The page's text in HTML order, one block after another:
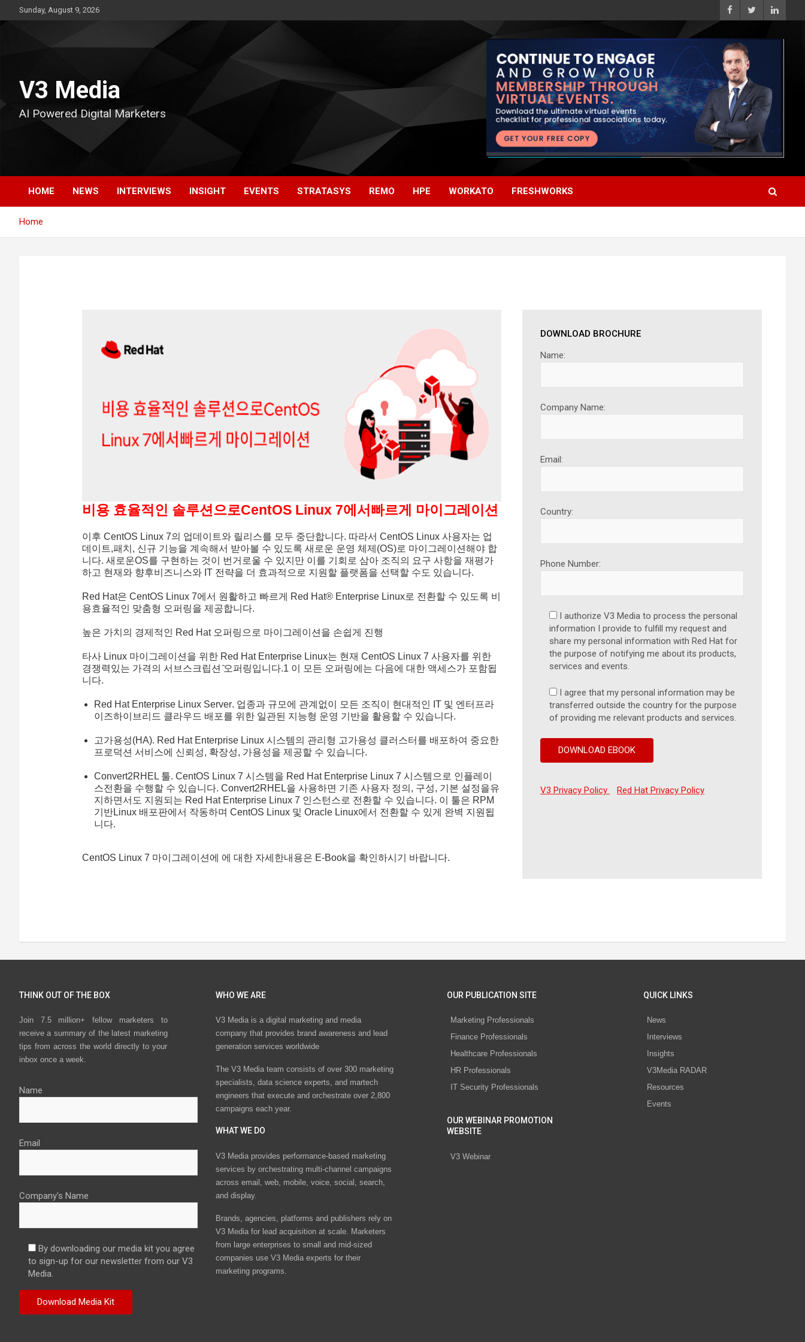
to
Sunday, August 9, 2026
V3 Media
AI Powered Digital Marketers
HOME NEWS INTERVIEWS INSIGHT EVENTS STRATASYS REMO HPE WORKATO FRESHWORKS
Home
비용 효율적인 솔루션으로CentOS Linux 7에서빠르게 마이그레이션
이후 CentOS Linux 7의 업데이트와 릴리스를 모두 중단합니다. 따라서 CentOS Linux 사용자는 업
데이트,패치, 신규 기능을 계속해서 받아볼 수 있도록 새로운 운영 체제(OS)로 마이그레이션해야 합
니다. 새로운OS를 구현하는 것이 번거로울 수 있지만 이를 기회로 삼아 조직의 요구 사항을 재평가
하고 현재와 향후비즈니스와 IT 전략을 더 효과적으로 지원할 플랫폼을 선택할 수도 있습니다.
Red Hat은 CentOS Linux 7에서 원활하고 빠르게 Red Hat® Enterprise Linux로 전환할 수 있도록 비
용효율적인 맞춤형 오퍼링을 제공합니다.
높은 가치의 경제적인 Red Hat 오퍼링으로 마이그레이션을 손쉽게 진행
타사 Linux 마이그레이션을 위한 Red Hat Enterprise Linux는 현재 CentOS Linux 7 사용자를 위한
경쟁력있는 가격의 서브스크립션 ̑오퍼링입니다.1 이 모든 오퍼링에는 다음에 대한 액세스가 포함됩
니다.
Red Hat Enterprise Linux Server. 업종과 규모에 관계없이 모든 조직이 현대적인 IT 및 엔터프라
이즈하이브리드 클라우드 배포를 위한 일관된 지능형 운영 기반을 활용할 수 있습니다.
고가용성(HA). Red Hat Enterprise Linux 시스템의 관리형 고가용성 클러스터를 배포하여 중요한
프로덕션 서비스에 신뢰성, 확장성, 가용성을 제공할 수 있습니다.
Convert2RHEL 툴. CentOS Linux 7 시스템을 Red Hat Enterprise Linux 7 시스템으로 인플레이
스전환을 수행할 수 있습니다. Convert2RHEL을 사용하면 기존 사용자 정의, 구성, 기본 설정을유
지하면서도 지원되는 Red Hat Enterprise Linux 7 인스턴스로 전환할 수 있습니다. 이 툴은 RPM
기반Linux 배포판에서 작동하며 CentOS Linux 및 Oracle Linux에서 전환할 수 있게 완벽 지원됩
니다.
CentOS Linux 7 마이그레이션에 에 대한 자세한내용은 E-Book을 확인하시기 바랍니다.
DOWNLOAD BROCHURE
Name:
Company Name:
Email:
Country:
Phone Number:
I authorize V3 Media to process the personal
information I provide to fulfill my request and
share my personal information with Red Hat for
the purpose of notifying me about its products,
services and events.
I agree that my personal information may be
transferred outside the country for the purpose
of providing me relevant products and services.
V3 Privacy Policy Red Hat Privacy Policy
THINK OUT OF THE BOX
Join 7.5 million+ fellow marketers to
receive a summary of the latest marketing
tips from across the world directly to your
inbox once a week.
Name
Email
Company's Name
By downloading our media kit you agree
to sign-up for our newsletter from our V3
Media.
WHO WE ARE
V3 Media is a digital marketing and media
company that provides brand awareness and lead
generation services worldwide
The V3 Media team consists of over 300 marketing
specialists, data science experts, and martech
engineers that execute and orchestrate over 2,800
campaigns each year.
WHAT WE DO
V3 Media provides performance-based marketing
services by orchestrating multi-channel campaigns
across email, web, mobile, voice, social, search,
and display.
Brands, agencies, platforms and publishers rely on
V3 Media for lead acquisition at scale. Marketers
from large enterprises to small and mid-sized
companies use V3 Media experts for their
marketing programs.
OUR PUBLICATION SITE
Marketing Professionals
Finance Professionals
Healthcare Professionals
HR Professionals
IT Security Professionals
OUR WEBINAR PROMOTION
WEBSITE
V3 Webinar
QUICK LINKS
News
Interviews
Insights
V3Media RADAR
Resources
Events